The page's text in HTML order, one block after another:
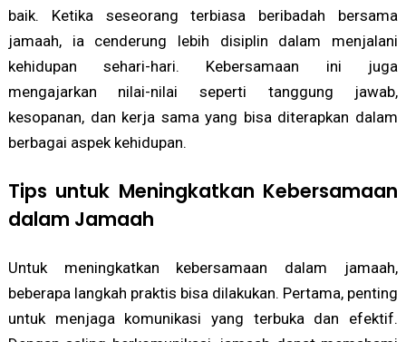
baik. Ketika seseorang terbiasa beribadah bersama
jamaah, ia cenderung lebih disiplin dalam menjalani
kehidupan sehari-hari. Kebersamaan ini juga
mengajarkan nilai-nilai seperti tanggung jawab,
kesopanan, dan kerja sama yang bisa diterapkan dalam
berbagai aspek kehidupan.
Tips untuk Meningkatkan Kebersamaan
dalam Jamaah
Untuk meningkatkan kebersamaan dalam jamaah,
beberapa langkah praktis bisa dilakukan. Pertama, penting
untuk menjaga komunikasi yang terbuka dan efektif.